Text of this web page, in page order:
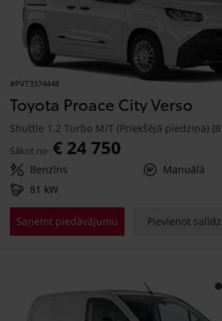
#PVT3374448
Toyota Proace City Verso
Shuttle 1.2 Turbo M/T (Priekšējā piedziņa)
Sākot no € 24 750
Benzīns
Manuālā
81 kW
Saņemt piedāvājumu Pievienot